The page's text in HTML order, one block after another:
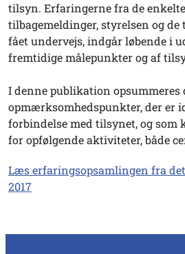
tilsyn. Erfaringerne fra de
tilbagemeldinger, styrelsen og
fået undervejs, indgår løbende i
fremtidige målepunkter og af
I denne publikation opsummeres
opmærksomhedspunkter, der er
forbindelse med tilsynet, og som
for opfølgende aktiviteter, både
Læs erfaringsopsamlingen fra
2017